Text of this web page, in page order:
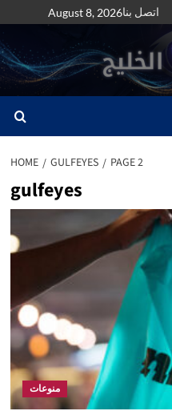
to
content
August 8, 2026اتصل بنا
HOME GULFEYES PAGE 2
gulfeyes
منوعات